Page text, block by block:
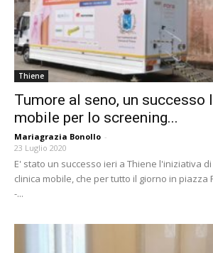
Thiene
Tumore al seno, un successo
mobile per lo screening...
Mariagrazia Bonollo -
23 Luglio 2020
E' stato un successo ieri a Thiene l'iniziativa
clinica mobile, che per tutto il giorno in
-...